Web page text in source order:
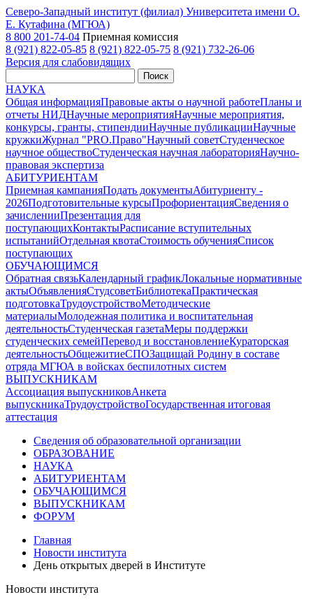
Северо-Западный институт (филиал) Университета имени О.
Е. Кутафина (МГЮА)
8 800 201-74-04 Приемная комиссия
8 (921) 822-05-85 8 (921) 822-05-75 8 (921) 732-26-06
Версия для слабовидящих
Поиск
НАУКА
Общая информацияПравовые акты о научной работеПланы и
отчеты НИДНаучные мероприятияНаучные мероприятия,
конкурсы, гранты, стипендииНаучные публикацииНаучные
кружкиЖурнал "PRO.Право"Научный советСтуденческое
научное обществоСтуденческая научная лабораторияНаучно-
правовая экспертиза
АБИТУРИЕНТАМ
Приемная кампанияПодать документыАбитуриенту -
2026Подготовительные курсыПрофориентацияСведения о
зачисленииПрезентация для
поступающихКонтактыРасписание вступительных
испытанийОтдельная квотаСтоимость обученияCписок
поступающих
ОБУЧАЮЩИМСЯ
Обратная связьКалендарный графикЛокальные нормативные
актыОбъявленияСтудсоветБиблиотекаПрактическая
подготовкаТрудоустройствоМетодические
материалыМолодежная политика и воспитательная
деятельностьСтуденческая газетаМеры поддержки
студенческих семейПеревод и восстановлениеКураторская
деятельностьОбщежитиеСПОЗащищай Родину в составе
отряда МГЮА в войсках беспилотных систем
ВЫПУСКНИКАМ
Ассоциация выпускниковАнкета
выпускникаТрудоустройствоГосударственная итоговая
аттестация
Сведения об образовательной организации
ОБРАЗОВАНИЕ
НАУКА
АБИТУРИЕНТАМ
ОБУЧАЮЩИМСЯ
ВЫПУСКНИКАМ
ФОРУМ
Главная
Новости института
День открытых дверей в Институте
Новости института